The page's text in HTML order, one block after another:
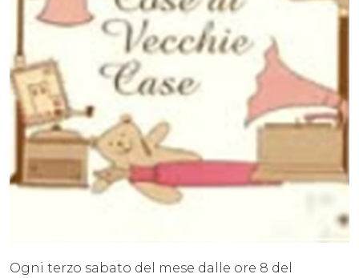
Ogni terzo sabato del mese dalle ore 8 del